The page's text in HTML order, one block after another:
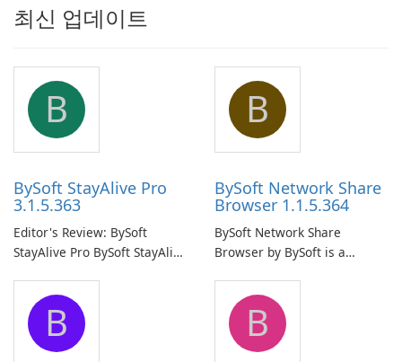
최신 업데이트
B
BySoft StayAlive Pro
3.1.5.363
Editor's Review: BySoft
StayAlive Pro BySoft StayAlive
application designed to
ensure the continuous and
uninterrupted operation of
your computer system.
B
BySoft Network Share
Browser 1.1.5.364
BySoft Network Share
Browser by BySoft is a
application that allows users
to easily browse and manage
shared folders on their
network.
B B